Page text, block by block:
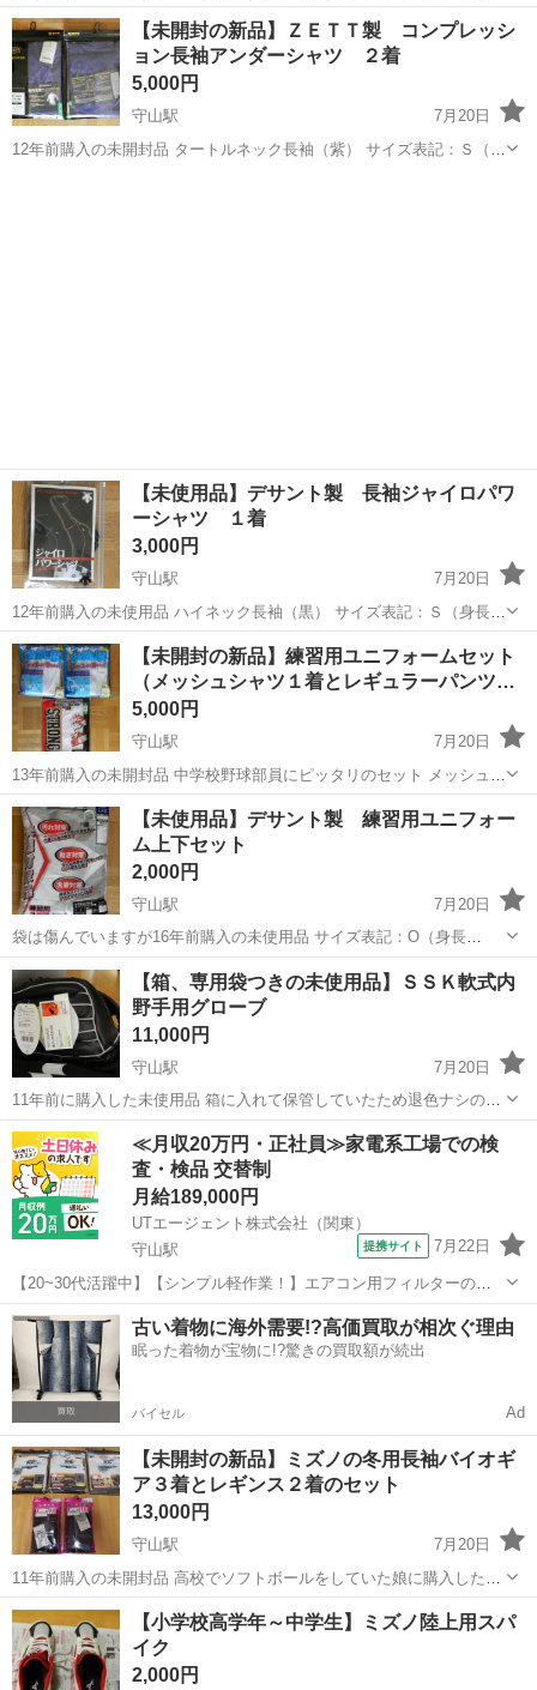
などあれば！！
滋賀 守山市 栗東駅 ゴルフ DVD
【未開封の新品】ＺＥＴＴ製 コンプレッシ
ョン長袖アンダーシャツ ２着
5,000円
守山駅
7月20日
12年前購入の未開封品 タートルネック長袖（紫） サイズ表記：Ｓ（身
【未使用品】デサント製 長袖ジャイロパワ
ーシャツ １着
3,000円
守山駅
7月20日
12年前購入の未使用品 ハイネック長袖（黒） サイズ表記：Ｓ（身長
165、胸囲88） サイズ不適による返品は不可 あんしん決済での全国配
送（着払い）にも対応可
滋賀 守山市 守山駅 野球 デサント
【未開封の新品】練習用ユニフォームセット
（メッシュシャツ１着とレギュラーパンツ…
5,000円
守山駅
7月20日
13年前購入の未開封品 中学校野球部員にピッタリのセット メッシュシ
ャツ（白） サイズ表記：Ｓ（身長165、胸囲88） パンツ（白） サイズ
表記：ＳＳ（ウェスト70、股下52.5） サイズ不適によ...
滋賀 守山市 守山駅 野球 ユニフォーム
【未使用品】デサント製 練習用ユニフォー
ム上下セット
2,000円
守山駅
7月20日
袋は傷んでいますが16年前購入の未使用品 サイズ表記：O（身長
180、胸囲100、ウェスト86） あんしん決済での全国配送（着払い）に
も対応可
滋賀 守山市 守山駅 野球 デサント
【箱、専用袋つきの未使用品】ＳＳＫ軟式内
野手用グローブ
11,000円
守山駅
7月20日
11年前に購入した未使用品 箱に入れて保管していたため退色ナシの美
品 新品の革の香りが残っています サイズ表記：Ｌ 大人一般はもちろ
ん、高校生、体格のある中学生にもぜひ グローブは手入れ感が大事な
のは承...
滋賀 守山市 守山駅 野球 グローブ
≪月収20万円・正社員≫家電系工場での検
査・検品 交替制
月給189,000円
UTエージェント株式会社（関東）
守山駅
提携サイト 7月22日
【20~30代活躍中】【シンプル軽作業！】エアコン用フィルターの加
工・検査♪土日祝休み×残業少なめ◎《Jejy1C》 詳細情報 ＼エアコン
用フィルターの加工・検査業務／ エアコン用フィルターの加工・検査
業務をお任せします...
滋賀 守山市 守山駅 その他
古い着物に海外需要!?高価買取が相次ぐ理由
眠った着物が宝物に!?驚きの買取額が続出
バイセル Ad
【未開封の新品】ミズノの冬用長袖バイオギ
ア３着とレギンス２着のセット
13,000円
守山駅
7月20日
11年前購入の未開封品 高校でソフトボールをしていた娘に購入したも
のの 本人が使用せずにタンスに入れっぱなしでした ハイネック長袖
（白）吸汗速乾裏フリース素材 サイズ表記：Ｓ（身長162～168、胸囲
85～91）...
滋賀 守山市 守山駅 スポーツウェア レギンス
【小学校高学年～中学生】ミズノ陸上用スパ
イク
2,000円